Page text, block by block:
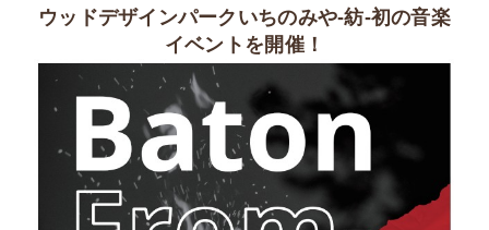
ウッドデザインパークいちのみや-紡-初の音楽
イベントを開催！